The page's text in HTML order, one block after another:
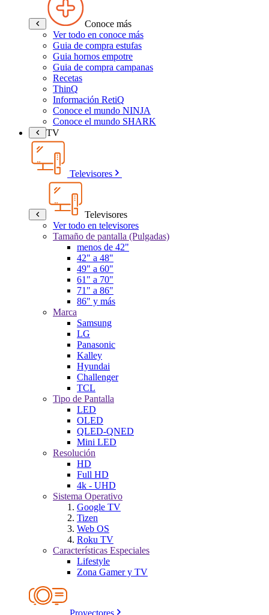
Conoce más
Ver todo en conoce más
Guia de compra estufas
Guia hornos empotre
Guia de compra campanas
Recetas
ThinQ
Información RetiQ
Conoce el mundo NINJA
Conoce el mundo SHARK
TV
Televisores
Televisores
Ver todo en televisores
Tamaño de pantalla (Pulgadas)
menos de 42"
42" a 48"
49" a 60"
61" a 70"
71" a 86"
86" y más
Marca
Samsung
LG
Panasonic
Kalley
Hyundai
Challenger
TCL
Tipo de Pantalla
LED
OLED
QLED-QNED
Mini LED
Resolución
HD
Full HD
4k - UHD
Sistema Operativo
Google TV
Tizen
Web OS
Roku TV
Características Especiales
Lifestyle
Zona Gamer y TV
Proyectores